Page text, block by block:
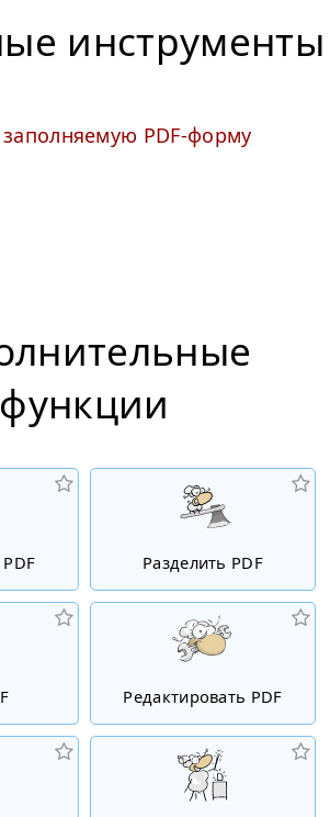
инструменты
заполняемую PDF-форму
функции
Разделить PDF
Редактировать PDF